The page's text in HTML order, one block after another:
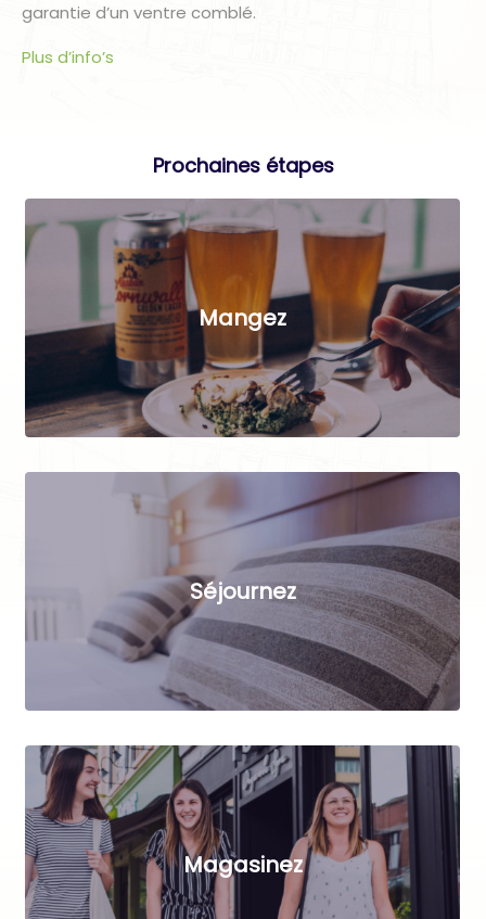
garantie d’un ventre comblé.
Plus d’info’s
Prochaines étapes
Mangez
Séjournez
Magasinez